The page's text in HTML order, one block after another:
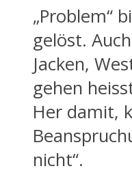
„Problem“
gelöst.
Jacken,
gehen
Her damit,
nicht“.